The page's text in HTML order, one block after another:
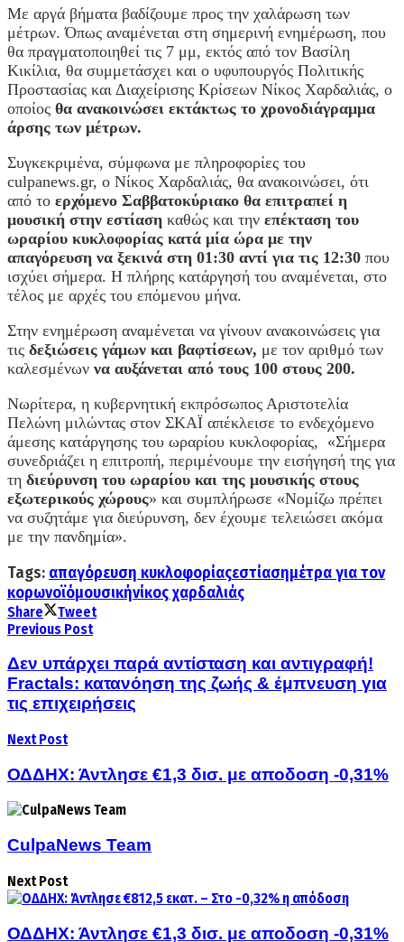
Με αργά βήματα βαδίζουμε προς την χαλάρωση των
μέτρων. Όπως αναμένεται στη σημερινή ενημέρωση, που
θα πραγματοποιηθεί τις 7 μμ, εκτός από τον Βασίλη
Κικίλια, θα συμμετάσχει και ο υφυπουργός Πολιτικής
Προστασίας και Διαχείρισης Κρίσεων Νίκος Χαρδαλιάς, ο
οποίος θα ανακοινώσει εκτάκτως το χρονοδιάγραμμα
άρσης των μέτρων.
Συγκεκριμένα, σύμφωνα με πληροφορίες του
culpanews.gr, o Νίκος Χαρδαλιάς, θα ανακοινώσει, ότι
από το ερχόμενο Σαββατοκύριακο θα επιτραπεί η
μουσική στην εστίαση καθώς και την επέκταση του
ωραρίου κυκλοφορίας κατά μία ώρα με την
απαγόρευση να ξεκινά στη 01:30 αντί για τις 12:30 που
ισχύει σήμερα. Η πλήρης κατάργησή του αναμένεται, στο
τέλος με αρχές του επόμενου μήνα.
Στην ενημέρωση αναμένεται να γίνουν ανακοινώσεις για
τις δεξιώσεις γάμων και βαφτίσεων, με τον αριθμό των
καλεσμένων να αυξάνεται από τους 100 στους 200.
Νωρίτερα, η κυβερνητική εκπρόσωπος Αριστοτελία
Πελώνη μιλώντας στον ΣΚΑΪ απέκλεισε το ενδεχόμενο
άμεσης κατάργησης του ωραρίου κυκλοφορίας, «Σήμερα
συνεδριάζει η επιτροπή, περιμένουμε την εισήγησή της για
τη διεύρυνση του ωραρίου και της μουσικής στους
εξωτερικούς χώρους» και συμπλήρωσε «Νομίζω πρέπει
να συζητάμε για διεύρυνση, δεν έχουμε τελειώσει ακόμα
με την πανδημία».
Tags: απαγόρευση κυκλοφορίαςεστίασημέτρα για τον
κορωνοϊόμουσικήνίκος χαρδαλιάς
Share
Tweet
Previous Post
Δεν υπάρχει παρά αντίσταση και αντιγραφή!
Fractals: κατανόηση της ζωής & έμπνευση για
τις επιχειρήσεις
Next Post
ΟΔΔΗΧ: Άντλησε €1,3 δισ. με αποδοση -0,31%
CulpaNews Team
Next Post
ΟΔΔΗΧ: Άντλησε €1,3 δισ. με αποδοση -0,31%